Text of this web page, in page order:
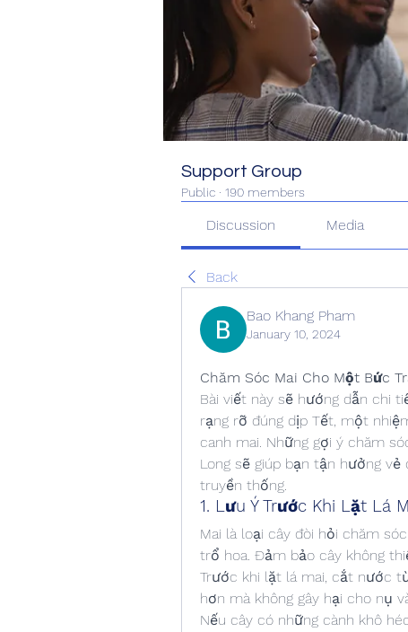
Support Group
Public · 190 members
Discussion Media
Back
Bao Khang Pham
January 10, 2024
Chăm Sóc Mai Cho Một Bức
Bài viết này sẽ hướng dẫn chi
rạng rỡ đúng dịp Tết, một
canh mai. Những gợi ý chăm
Long sẽ giúp bạn tận hưởng
truyền thống.
1. Lưu Ý Trước Khi Lặt Lá
Mai là loại cây đòi hỏi chăm
trổ hoa. Đảm bảo cây không
Trước khi lặt lá mai, cắt nước
hơn mà không gây hại cho nụ
Nếu cây có những cành khô